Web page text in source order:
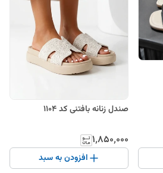
صندل زنانه بافتنی کد ۱۱۰۴
۱٬۸۵۰٬۰۰۰
افزودن به سبد